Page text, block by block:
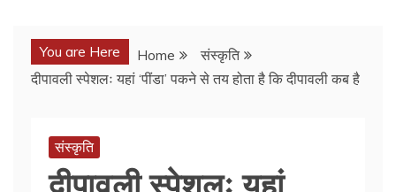
You are Here Home
संस्कृति
दीपावली स्पेशलः यहां ‘पींडा’ पकने से तय होता है कि दीपावली कब है
संस्कृति
दीपावली स्पेशलः यहां